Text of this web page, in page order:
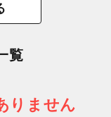
覧
りません